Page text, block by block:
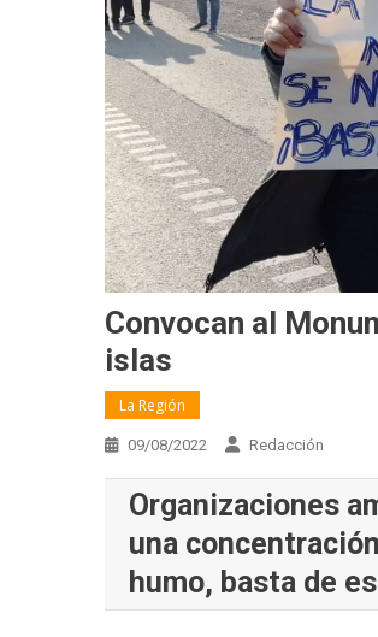
Convocan al
islas
La Región
09/08/2022 Redacción
Organizaciones
una
humo, basta de